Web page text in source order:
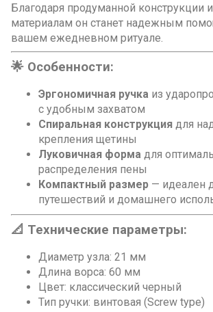
Благодаря продуманной конструкции
материалам он станет надежным
вашем ежедневном ритуале.
🌟 Особенности:
Эргономичная ручка из
с удобным захватом
Спиральная конструкция для
крепления щетины
Луковичная форма для
распределения пены
Компактный размер — идеален
путешествий и домашнего
📐 Технические параметры:
Диаметр узла: 21 мм
Длина ворса: 60 мм
Цвет: классический черный
Тип ручки: винтовая (Screw type)